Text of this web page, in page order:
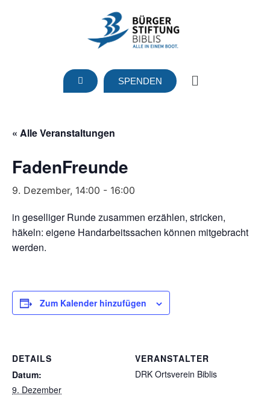
SPENDEN
« Alle Veranstaltungen
FadenFreunde
9. Dezember, 14:00 - 16:00
in geselliger Runde zusammen erzählen, stricken,
häkeln: eigene Handarbeitssachen können mitgebracht
werden.
Zum Kalender hinzufügen
DETAILS
Datum:
9. Dezember
VERANSTALTER
DRK Ortsverein Biblis